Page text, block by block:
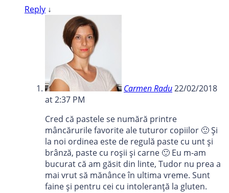
Reply ↓
Carmen Radu22/02/2018
at 2:37 PM
Cred că pastele se numără printre
mâncărurile favorite ale tuturor copiilor 🙂 Și
la noi ordinea este de regulă paste cu unt și
brânză, paste cu roșii și carne 🙂 Eu m-am
bucurat că am găsit din linte, Tudor nu prea a
mai vrut să mănânce în ultima vreme. Sunt
faine și pentru cei cu intoleranță la gluten.